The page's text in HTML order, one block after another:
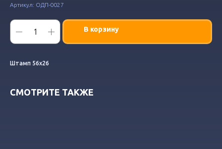
Артикул: ОДП-0027
В корзину
Штамп 56х26
СМОТРИТЕ ТАКЖЕ